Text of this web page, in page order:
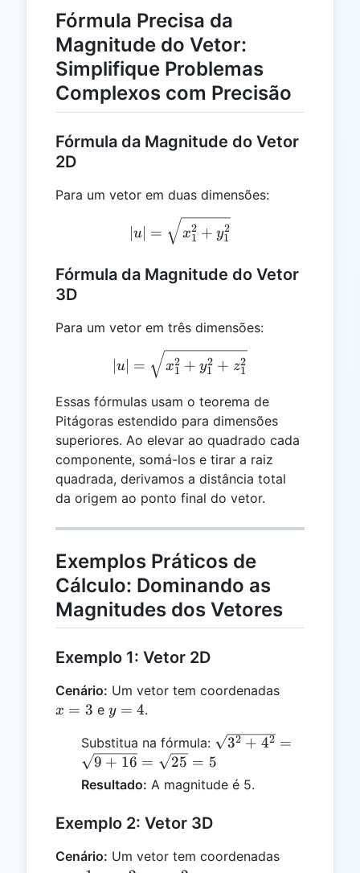
Fórmula Precisa da
Magnitude do Vetor:
Simplifique Problemas
Complexos com Precisão
Fórmula da Magnitude do Vetor
2D
Para um vetor em duas dimensões:
|u| = \sqrt{x_1^2 +
u∣ = x1
2 + y1
2
Fórmula da Magnitude do Vetor
3D
Para um vetor em três dimensões:
|u| = \sqrt{x_1^2 +
u∣ = x1
2 + y1
2 + z1
2
Essas fórmulas usam o teorema de
Pitágoras estendido para dimensões
superiores. Ao elevar ao quadrado cada
componente, somá-los e tirar a raiz
quadrada, derivamos a distância total
da origem ao ponto final do vetor.
Exemplos Práticos de
Cálculo: Dominando as
Magnitudes dos Vetores
Exemplo 1: Vetor 2D
Cenário: Um vetor tem coordenadas
x = 3 e y
4
y = 4.
Substitua na fórmula: \sqrt{3^2
+ 4^2} =
\sqrt{9 +
32 + 42 =
9 + 16 = 25 = 5
Resultado: A magnitude é 5.
Exemplo 2: Vetor 3D
Cenário: Um vetor tem coordenadas